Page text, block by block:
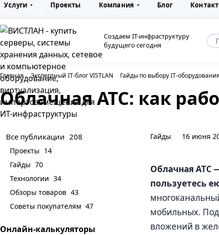
Услуги Проекты Компания Блог
Создаем IT-инфраструктуру
будущего сегодня
Главная Экспертный IT-блог VISTLAN Гайды по выбору IT-оборудования
Облачная АТС: как
Гайды 16 июня
Облачная АТС
пользуетесь
мобильных.
вложений в
Все публикации 208
Проекты 14
Гайды 70
Технологии 34
Обзоры товаров 43
Советы покупателям 47
Онлайн-калькуляторы